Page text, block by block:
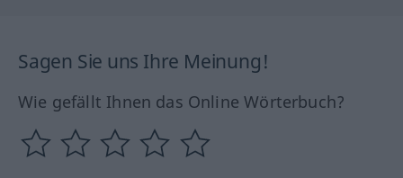
Sagen Sie uns Ihre Meinung!
Wie gefällt Ihnen das Online Wörterbuch?